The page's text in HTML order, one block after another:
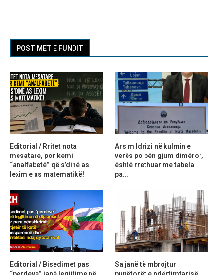
POSTIMET E FUNDIT
Editorial / Rritet nota
mesatare, por kemi
“analfabetë” që s’dinë as
lexim e as matematikë!
Arsim Idrizi në kulmin e
verës po bën gjum dimëror,
është rrethuar me tabela
pa...
Editorial / Bisedimet pas
“perdeve” janë legjitime në
Sa janë të mbrojtur
punëtorët e ndërtimtarisë